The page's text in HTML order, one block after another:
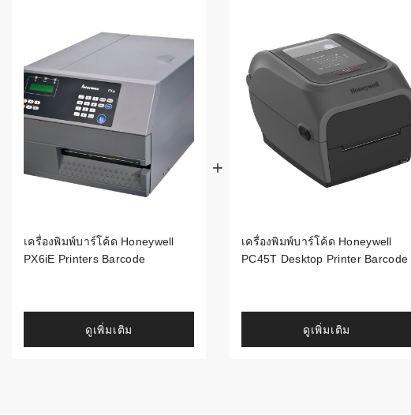
ระบบบาร์โค้ดใน
อุตสาหกรรมยานยนต์
ระบบบาร์โค้ดใน
อุตสาหกรรมเสื้อผ้า
ระบบบาร์โค้ดใน
อุตสาหกรรมอาหาร
ระบบบาร์โค้ดในด้านการ
แพทย์
ศึกษา
ระบบบาร์โค้ดในคลัง
เครื่องพิมพ์บาร์โค้ด Honeywell
PX6iE Printers Barcode
ดูเพิ่มเติม
เครื่องพิมพ์บาร์โค้ด Honeywell
PC45T Desktop Printer Barcode
ดูเพิ่มเติม